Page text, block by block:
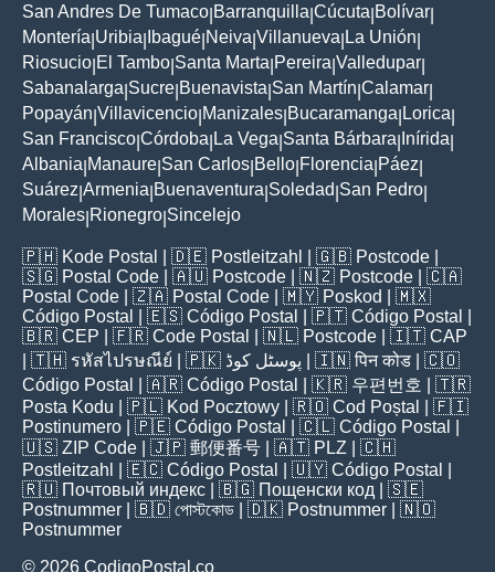
San Andres De Tumaco Barranquilla Cúcuta Bolívar
Montería Uribia Ibagué Neiva Villanueva La Unión
Riosucio El Tambo Santa Marta Pereira Valledupar
Sabanalarga Sucre Buenavista San Martín Calamar
Popayán Villavicencio Manizales Bucaramanga Lorica
San Francisco Córdoba La Vega Santa Bárbara Inírida
Albania Manaure San Carlos Bello Florencia Páez
Suárez Armenia Buenaventura Soledad San Pedro
Morales Rionegro Sincelejo
🇵🇭 Kode Postal | 🇩🇪 Postleitzahl | 🇬🇧 Postcode
🇸🇬 Postal Code | 🇦🇺 Postcode | 🇳🇿 Postcode | 🇨🇦
Postal Code | 🇿🇦 Postal Code | 🇲🇾 Poskod
| 🇲🇽
Código Postal
| 🇪🇸 Código Postal | 🇵🇹 Código Postal
🇧🇷 CEP | 🇫🇷 Code Postal | 🇳🇱 Postcode | 🇮🇹 CAP
| 🇹🇭 รหัสไปรษณีย์ | 🇵🇰 پوسٹل کوڈ | 🇮🇳पिन कोड | 🇨🇴
Código Postal
| 🇦🇷 Código Postal | 🇰🇷 우편번호
| 🇹🇷
Posta Kodu | 🇵🇱 Kod Pocztowy | 🇷🇴 Cod Poștal
| 🇫🇮
Postinumero | 🇵🇪 Código Postal | 🇨🇱 Código Postal
🇺🇸 ZIP Code | 🇯🇵 郵便番号 | 🇦🇹 PLZ | 🇨🇭
Postleitzahl
| 🇪🇨 Código Postal | 🇺🇾 Código Postal
🇷🇺 Почтовый индекс | 🇧🇬 Пощенски код | 🇸🇪
Postnummer | 🇧🇩 পোস্টকোড | 🇩🇰 Postnummer | 🇳🇴
Postnummer
© 2026 CodigoPostal.co